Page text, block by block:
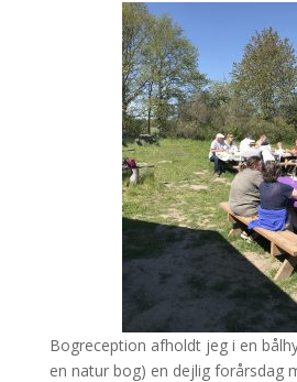
Bogreception afholdt jeg i en
en natur bog) en dejlig forårsdag